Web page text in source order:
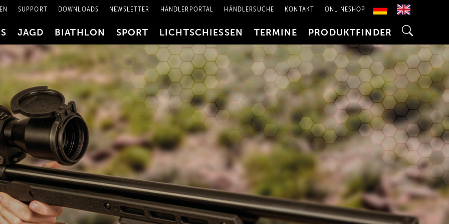
SUPPORT DOWNLOADS NEWSLETTER HÄNDLERPORTAL HÄNDLERSUCHE KONTAKT ONLINESHOP
JAGD BIATHLON SPORT LICHTSCHIESSEN TERMINE PRODUKTFINDER